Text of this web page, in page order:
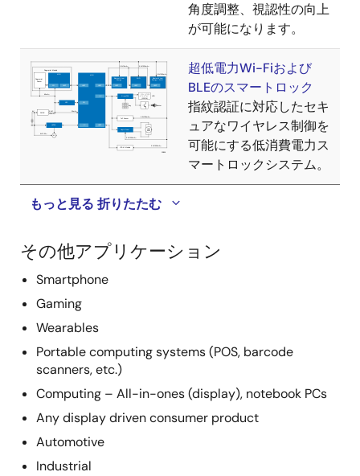
角度調整、視認性の向上
が可能になります。
超低電力Wi-Fiおよび
BLEのスマートロック
指紋認証に対応したセキ
ュアなワイヤレス制御を
可能にする低消費電力ス
マートロックシステム。
もっと見る 折りたたむ
その他アプリケーション
Smartphone
Gaming
Wearables
Portable computing systems (POS, barcode
scanners, etc.)
Computing – All-in-ones (display), notebook PCs
Any display driven consumer product
Automotive
Industrial